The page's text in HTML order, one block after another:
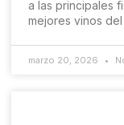
a las principales
mejores vinos del
marzo 20, 2026